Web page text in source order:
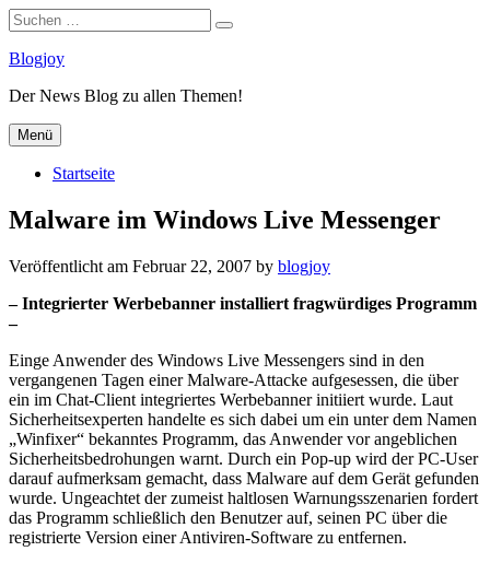
Suchen
nach:
Suchen
Zum
springen
Blogjoy
Der News Blog zu allen Themen!
Menü
Startseite
Malware im Windows Live Messenger
Veröffentlicht am Februar 22, 2007 by blogjoy
– Integrierter Werbebanner installiert fragwürdiges Programm
–
Einge Anwender des Windows Live Messengers sind in den
vergangenen Tagen einer Malware-Attacke aufgesessen, die über
ein im Chat-Client integriertes Werbebanner initiiert wurde. Laut
Sicherheitsexperten handelte es sich dabei um ein unter dem Namen
„Winfixer“ bekanntes Programm, das Anwender vor angeblichen
Sicherheitsbedrohungen warnt. Durch ein Pop-up wird der PC-User
darauf aufmerksam gemacht, dass Malware auf dem Gerät gefunden
wurde. Ungeachtet der zumeist haltlosen Warnungsszenarien fordert
das Programm schließlich den Benutzer auf, seinen PC über die
registrierte Version einer Antiviren-Software zu entfernen.